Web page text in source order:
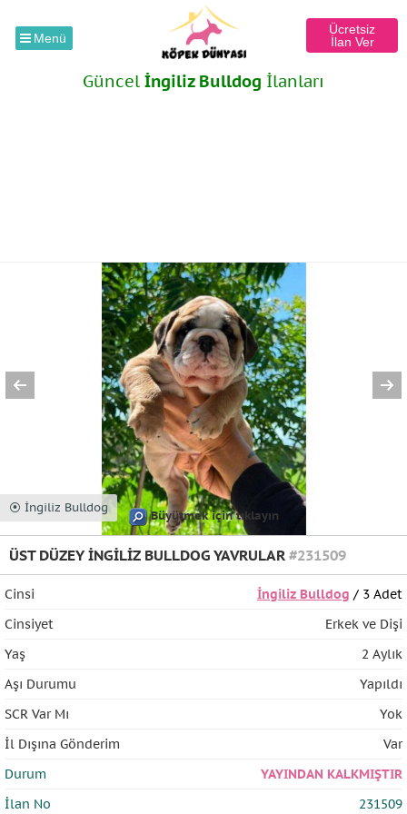
Menü
Ücretsiz
İlan Ver
Güncel İngiliz Bulldog İlanları
⦿ İngiliz Bulldog
Büyütmek için tıklayın
ÜST DÜZEY İNGİLİZ BULLDOG YAVRULAR #231509
Cinsi İngiliz Bulldog / 3 Adet
Cinsiyet
Erkek ve Dişi
Yaş
2 Aylık
Aşı Durumu
Yapıldı
SCR Var Mı
Yok
İl Dışına Gönderim
Var
Durum
YAYINDAN KALKMIŞTIR
İlan No
231509